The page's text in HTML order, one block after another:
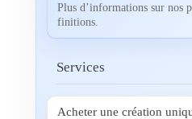
Plus d’informations sur nos
finitions.
Services
Acheter une création